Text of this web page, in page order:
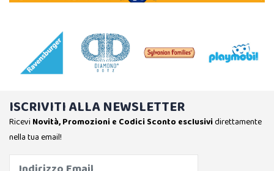
ISCRIVITI ALLA NEWSLETTER
Ricevi Novità, Promozioni e Codici Sconto esclusividirettamente
nella tua email!